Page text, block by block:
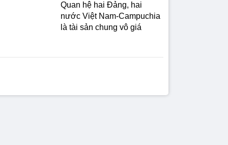
Quan hệ hai Đảng, hai
nước Việt Nam-Campuchia
là tài sản chung vô giá ​